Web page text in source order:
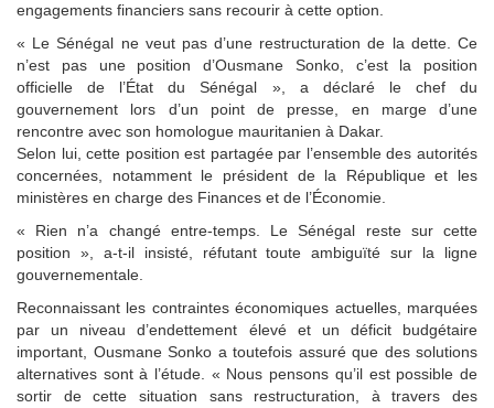
engagements financiers sans recourir à cette option.
« Le Sénégal ne veut pas d’une restructuration de la dette. Ce
n’est pas une position d’Ousmane Sonko, c’est la position
officielle de l’État du Sénégal », a déclaré le chef du
gouvernement lors d’un point de presse, en marge d’une
rencontre avec son homologue mauritanien à Dakar.
Selon lui, cette position est partagée par l’ensemble des autorités
concernées, notamment le président de la République et les
ministères en charge des Finances et de l’Économie.
« Rien n’a changé entre-temps. Le Sénégal reste sur cette
position », a-t-il insisté, réfutant toute ambiguïté sur la ligne
gouvernementale.
Reconnaissant les contraintes économiques actuelles, marquées
par un niveau d’endettement élevé et un déficit budgétaire
important, Ousmane Sonko a toutefois assuré que des solutions
alternatives sont à l’étude. « Nous pensons qu’il est possible de
sortir de cette situation sans restructuration, à travers des